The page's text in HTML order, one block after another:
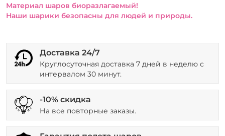
Материал шаров биоразлагаемый!
Наши шарики безопасны для людей и природы.
Доставка 24/7
Круглосуточная доставка 7 дней в неделю с
интервалом 30 минут.
-10% скидка
На все повторные заказы.